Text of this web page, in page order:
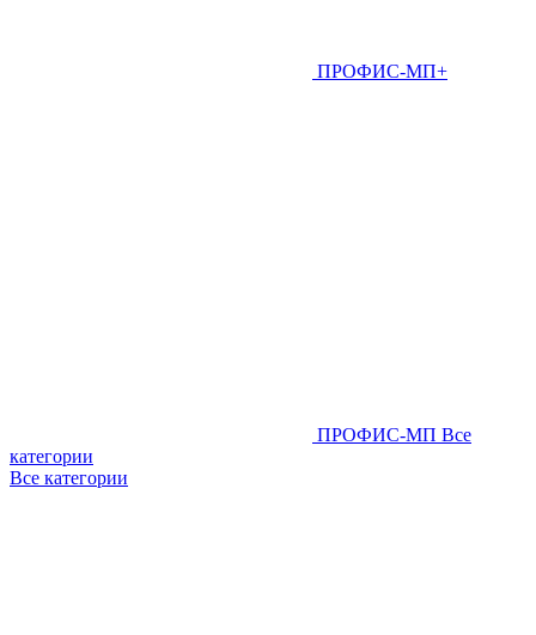
ПРОФИС-МП+
ПРОФИС-МП Все
категории
Все категории